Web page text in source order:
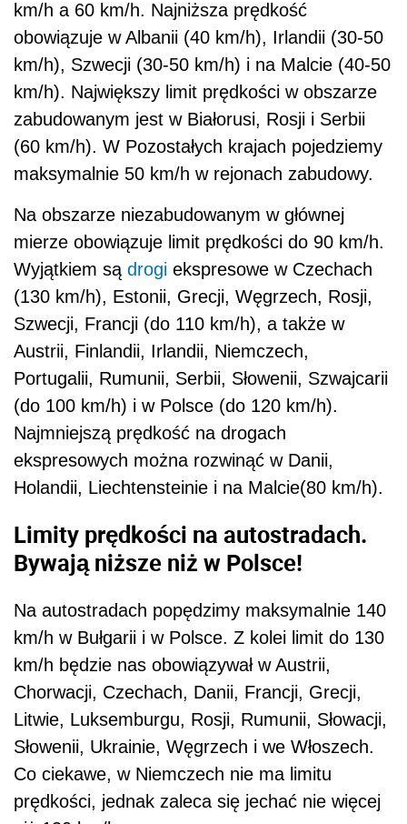
km/h a 60 km/h. Najniższa prędkość
obowiązuje w Albanii (40 km/h), Irlandii (30-50
km/h), Szwecji (30-50 km/h) i na Malcie (40-50
km/h). Największy limit prędkości w obszarze
zabudowanym jest w Białorusi, Rosji i Serbii
(60 km/h). W Pozostałych krajach pojedziemy
maksymalnie 50 km/h w rejonach zabudowy.
Na obszarze niezabudowanym w głównej
mierze obowiązuje limit prędkości do 90 km/h.
Wyjątkiem są drogi ekspresowe w Czechach
(130 km/h), Estonii, Grecji, Węgrzech, Rosji,
Szwecji, Francji (do 110 km/h), a także w
Austrii, Finlandii, Irlandii, Niemczech,
Portugalii, Rumunii, Serbii, Słowenii, Szwajcarii
(do 100 km/h) i w Polsce (do 120 km/h).
Najmniejszą prędkość na drogach
ekspresowych można rozwinąć w Danii,
Holandii, Liechtensteinie i na Malcie(80 km/h).
Limity prędkości na autostradach.
Bywają niższe niż w Polsce!
Na autostradach popędzimy maksymalnie 140
km/h w Bułgarii i w Polsce. Z kolei limit do 130
km/h będzie nas obowiązywał w Austrii,
Chorwacji, Czechach, Danii, Francji, Grecji,
Litwie, Luksemburgu, Rosji, Rumunii, Słowacji,
Słowenii, Ukrainie, Węgrzech i we Włoszech.
Co ciekawe, w Niemczech nie ma limitu
prędkości, jednak zaleca się jechać nie więcej